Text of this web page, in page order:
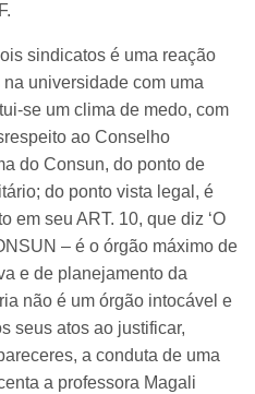
sindicatos é uma reação
universidade com uma
se um clima de medo, com
ao Conselho
do Consun, do ponto de
do ponto vista legal, é
em seu ART. 10, que diz ‘O
– é o órgão máximo de
e de planejamento da
não é um órgão intocável e
seus atos ao justificar,
a conduta de uma
a professora Magali